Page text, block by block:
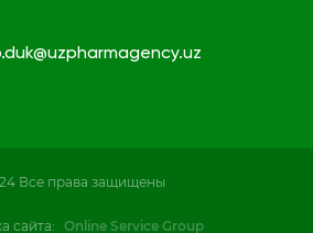
Все права защищены
сайта: Online Service Group